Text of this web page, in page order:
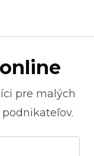
pre malých